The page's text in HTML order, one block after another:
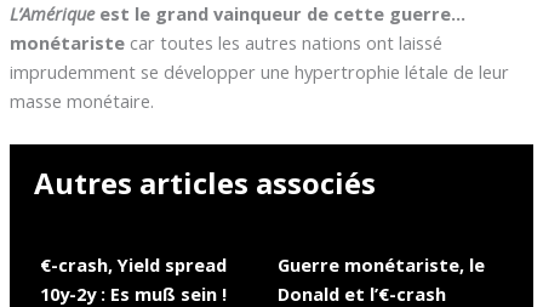
L’Amériqueest le grand vainqueur de cette guerre…
monétariste car toutes les autres nations ont laissé
imprudemment se développer une hypertrophie létale de leur
masse monétaire.
Autres articles associés
€-crash, Yield spread
10y-2y : Es muß sein !
Guerre monétariste, le
Donald et l’€-crash